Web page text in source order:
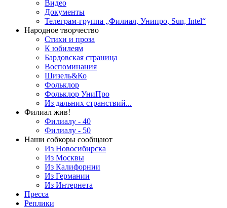
Видео
Документы
Телеграм-группа „Филиал, Унипро, Sun, Intel“
Народное творчество
Стихи и проза
К юбилеям
Бардовская страница
Воспоминания
Шизель&Ко
Фольклор
Фольклор УниПро
Из дальних странствий...
Филиал жив!
Филиалу - 40
Филиалу - 50
Наши собкоры сообщают
Из Новосибирска
Из Москвы
Из Калифорнии
Из Германии
Из Интернета
Пресса
Реплики